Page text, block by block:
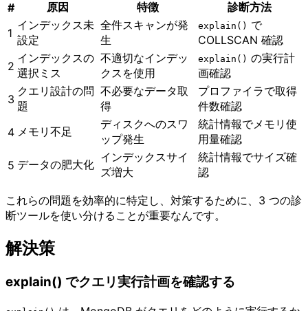
# 原因 特徴
診断方法
1
インデックス未
設定
全件スキャンが発
生
explain() で
COLLSCAN 確認
2
インデックスの
選択ミス
不適切なインデッ
クスを使用
explain() の実行計
画確認
3
クエリ設計の問
題
不必要なデータ取
得
プロファイラで取得
件数確認
4 メモリ不足
ディスクへのスワ
ップ発生
統計情報でメモリ使
用量確認
5 データの肥大化
インデックスサイ
ズ増大
統計情報でサイズ確
認
これらの問題を効率的に特定し、対策するために、3 つの診
断ツールを使い分けることが重要なんです。
解決策
explain() でクエリ実行計画を確認する